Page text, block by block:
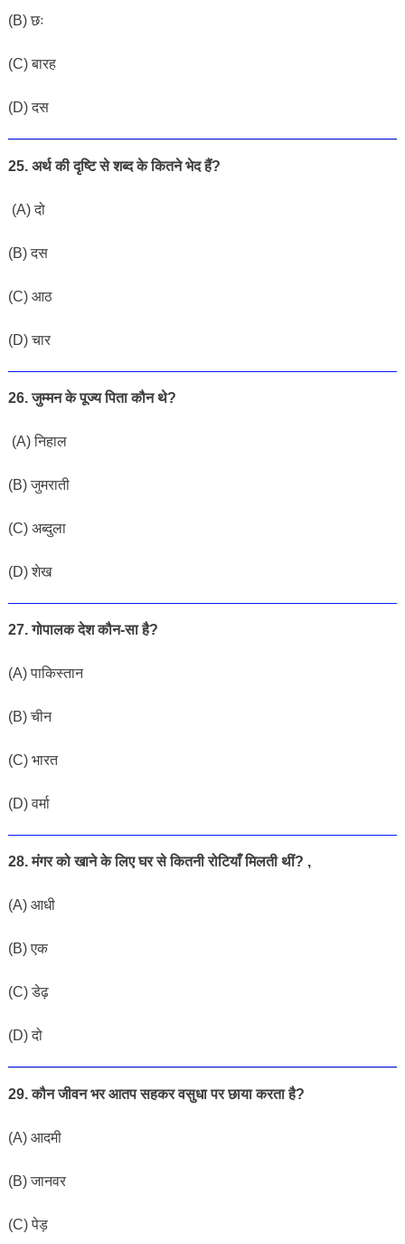
(B) छः
(C) बारह
(D) दस
25. अर्थ की दृष्टि से शब्द के कितने भेद हैं?
(A) दो
(B) दस
(C) आठ
(D) चार
26. जुम्मन के पूज्य पिता कौन थे?
(A) निहाल
(B) जुमराती
(C) अब्दुला
(D)शेख
27. गोपालक देश कौन-सा है?
(A) पाकिस्तान
(B) चीन
(C) भारत
(D) वर्मा
28. मंगर को खाने के लिए घर से कितनी रोटियाँ मिलती थीं? ,
(A) आधी
(B) एक
(C) डेढ़
(D) दो
29. कौन जीवन भर आतप सहकर वसुधा पर छाया करता है?
(A) आदमी
(B) जानवर
(C) पेड़